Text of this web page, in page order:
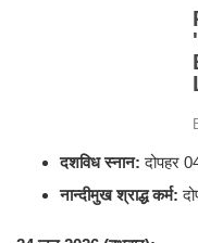
दशविध स्नान: दोपहर
नान्दीमुख श्राद्ध कर्म: